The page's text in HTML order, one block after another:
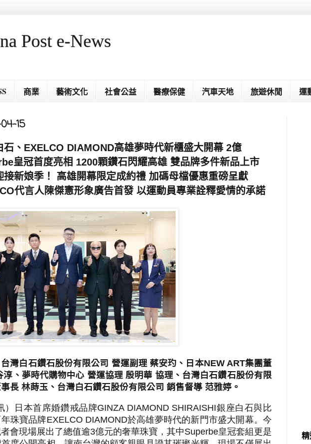
Post e-News
商業 藝術文化 社會公益 醫療保健 汽車天地 旅遊休閒 運
15
石、EXELCO DIAMOND高雄夢時代新櫃盛大開幕 2億
皇冠首度亮相 1200顆鑽石閃耀高雄 雙品牌多件新品上市
接新娘季！ 高雄開幕限定成約禮 加碼母檔優惠重磅呈獻
代言人陳傑憲形象廣告首發 以運動員專業詮釋愛情的承諾
灣白石鑽石股份有限公司 營運副理 蔡安玓、日本NEW ART集團董
淳、夢時代購物中心 營運協理 殷明華 協理、台灣白石鑽石股份有限
長 林蒔玉、台灣白石鑽石股份有限公司 銷售督導 范雅婷。
）日本首席婚鑽戒品牌GINZA DIAMOND SHIRAISHI銀座白石與比
珠寶品牌EXELCO DIAMOND於高雄夢時代的新門市盛大開幕。今
會現場展出了總值逾3億元的奢華珠寶，其中Superbe皇冠套組更是
精